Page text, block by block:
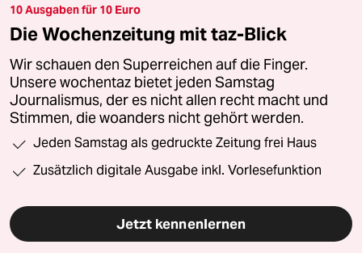
10 Ausgaben für 10 Euro
Die Wochenzeitung mit taz-Blick
Wir schauen den Superreichen auf die Finger.
Unsere wochentaz bietet jeden Samstag
Journalismus, der es nicht allen recht macht und
Stimmen, die woanders nicht gehört werden.
Jeden Samstag als gedruckte Zeitung frei Haus
Zusätzlich digitale Ausgabe inkl. Vorlesefunktion
Jetzt kennenlernen